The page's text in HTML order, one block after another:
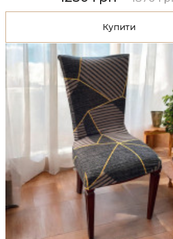
Купити